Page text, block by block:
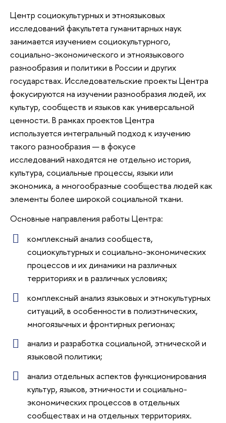
Центр социокультурных и этноязыковых
исследований факультета гуманитарных наук
занимается изучением социокультурного,
социально-экономического и этноязыкового
разнообразия и политики в России и других
государствах. Исследовательские проекты Центра
фокусируются на изучении разнообразия людей, их
культур, сообществ и языков как универсальной
ценности. В рамках проектов Центра
используется интегральный подход к изучению
такого разнообразия — в фокусе
исследований находятся не отдельно история,
культура, социальные процессы, языки или
экономика, а многообразные сообщества людей как
элементы более широкой социальной ткани.
Основные направления работы Центра:
комплексный анализ сообществ,
социокультурных и социально-экономических
процессов и их динамики на различных
территориях и в различных условиях;
комплексный анализ языковых и этнокультурных
ситуаций, в особенности в полиэтнических,
многоязычных и фронтирных регионах;
анализ и разработка социальной, этнической и
языковой политики;
анализ отдельных аспектов функционирования
культур, языков, этничности и социально-
экономических процессов в отдельных
сообществах и на отдельных территориях.